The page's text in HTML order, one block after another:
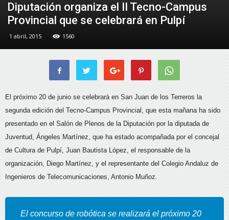
Diputación organiza el II Tecno-Campus
Provincial que se celebrará en Pulpí
1 abril, 2015 1560
El próximo 20 de junio se celebrará en San Juan de los Terreros la
segunda edición del Tecno-Campus Provincial, que esta mañana ha sido
presentado en el Salón de Plenos de la Diputación por la diputada de
Juventud, Ángeles Martínez, que ha estado acompañada por el concejal
de Cultura de Pulpí, Juan Bautista López, el responsable de la
organización, Diego Martínez, y el representante del Colegio Andaluz de
Ingenieros de Telecomunicaciones, Antonio Muñoz.
El concurso de robótica se realizará el próximo 20